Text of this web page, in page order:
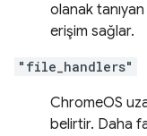
olanak tanıyan
erişim sağlar.
"file_handlers"
ChromeOS
belirtir. Daha